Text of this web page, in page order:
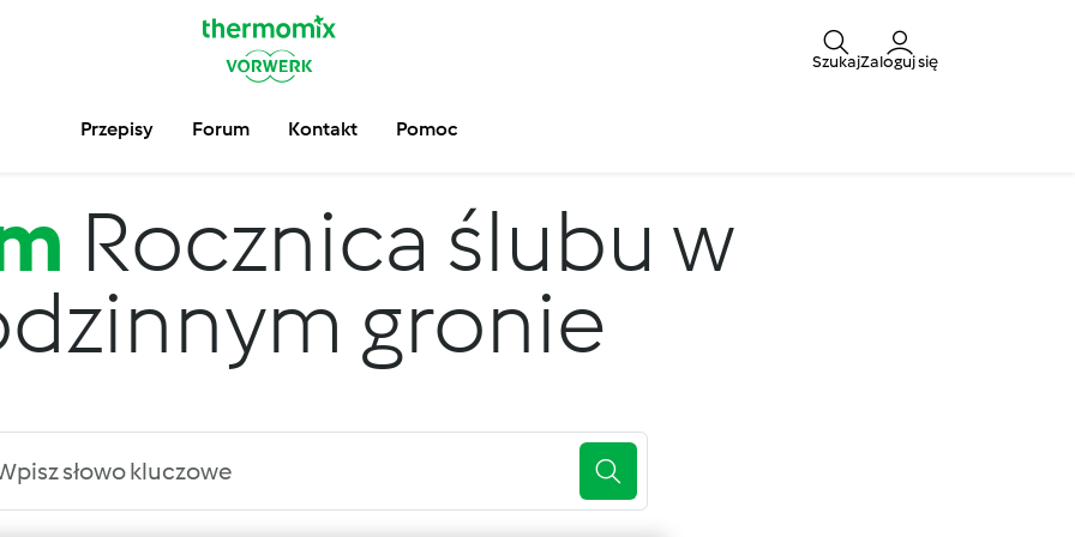
SzukajZaloguj się
Przepisy Forum Kontakt Pomoc
Rocznica ślubu w
gronie